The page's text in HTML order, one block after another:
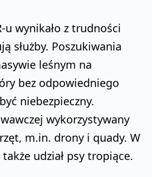
u wynikało z trudności
służby. Poszukiwania
leśnym na
bez odpowiedniego
niebezpieczny.
wykorzystywany
m.in. drony i quady. W
udział psy tropiące.